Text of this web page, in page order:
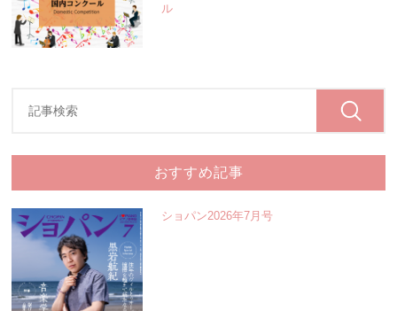
ル
おすすめ記事
ショパン2026年7月号